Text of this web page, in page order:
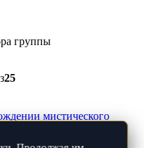
группы
25
мистического